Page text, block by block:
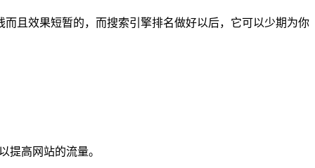
且效果短暂的，而搜索引擎排名做好以后，它可以少期为你
提高网站的流量。